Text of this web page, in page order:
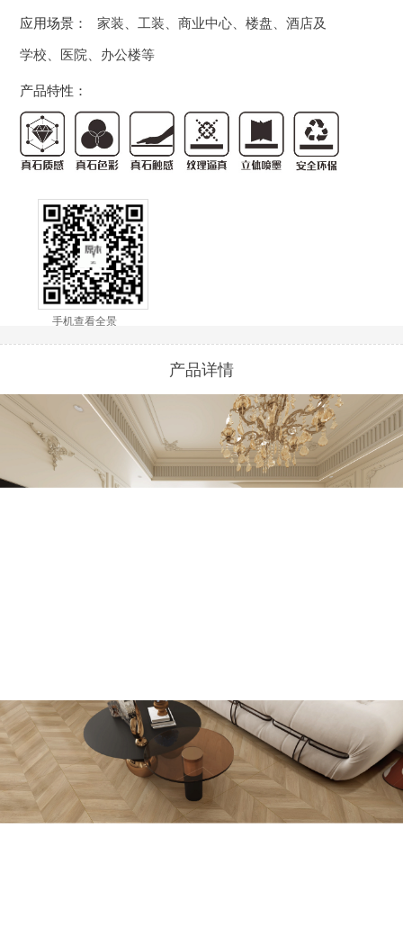
应用场景： 家装、工装、商业中心、楼盘、酒店及
学校、医院、办公楼等
产品特性：
手机查看全景
产品详情